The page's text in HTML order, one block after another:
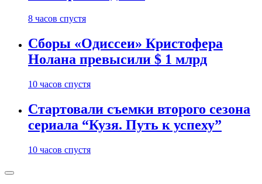
8 часов спустя
Сборы «Одиссеи» Кристофера
Нолана превысили $ 1 млрд
10 часов спустя
Стартовали съемки второго сезона
сериала “Кузя. Путь к успеху”
10 часов спустя